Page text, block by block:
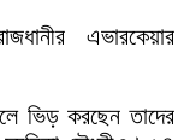
এভারকেয়ার
ভিড় করছেন তাদের